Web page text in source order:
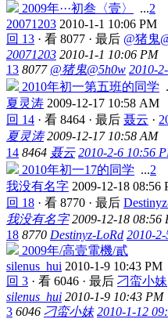
2009年···初叁〈壹〉
...2
20071203 2010-1-1 10:06 PM
回 13 · 看 8077 · 最后 @猪鬼
20071203 2010-1-1 10:06 PM
13 8077 @猪鬼@5h0w 2010-
2010年初一第五班的同学
夏灵涛 2009-12-17 10:58 AM
回 14 · 看 8464 · 最后 聂云 ·
夏灵涛 2009-12-17 10:58 AM
14 8464 聂云 2010-2-6 10:56
2010年初一17的同学 ...2
我没有名字 2009-12-18 08:56
回 18 · 看 8770 · 最后
我没有名字 2009-12-18 08:56
18 8770 Destinyz-LoRd 2010-
2009年/高壹電機/貳
silenus_hui 2010-1-9 10:43 PM
回 3 · 看 6046 · 最后 刁蛮小妹
silenus_hui 2010-1-9 10:43 PM
3 6046 刁蛮小妹 2010-1-12